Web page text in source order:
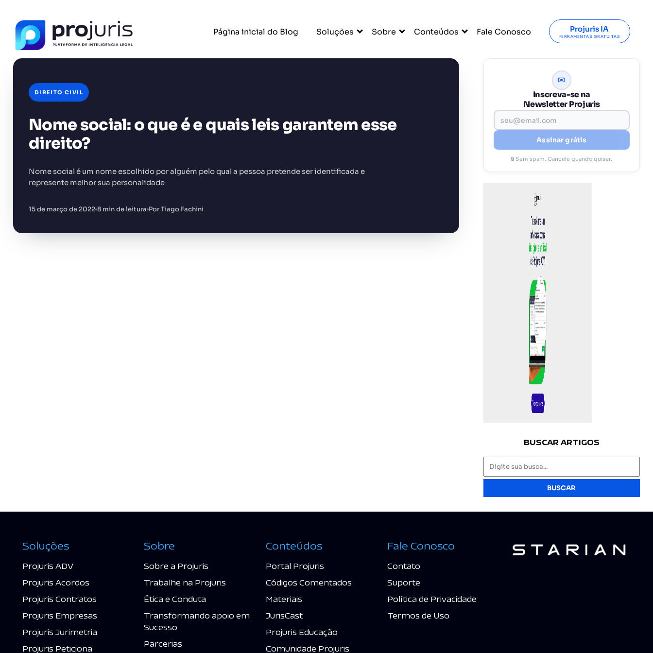
Página inicial do Blog Soluções Sobre Conteúdos Fale Conosco Projuris IA
FERRAMENTAS GRATUITAS
DIREITO CIVIL
Nome social: o que é e quais leis garantem esse
direito?
Nome social é um nome escolhido por alguém pelo qual a pessoa pretende ser identificada e
represente melhor sua personalidade
15 de março de 2022 8 min de leitura Por Tiago Fachini
✉
Inscreva-se na
Newsletter Projuris
Assinar grátis
🔒 Sem spam. Cancele quando quiser.
BUSCAR ARTIGOS
BUSCAR
Soluções
Projuris ADV
Projuris Acordos
Projuris Contratos
Projuris Empresas
Projuris Jurimetria
Projuris Peticiona
Sobre
Sobre a Projuris
Trabalhe na Projuris
Ética e Conduta
Transformando apoio em
Sucesso
Parcerias
Conteúdos
Portal Projuris
Códigos Comentados
Materiais
JurisCast
Projuris Educação
Comunidade Projuris
Fale Conosco
Contato
Suporte
Política de Privacidade
Termos de Uso
FERRAMENTA RECOMENDADA PARA ESTE CONTEÚDO
Tabela de Honorários da OAB